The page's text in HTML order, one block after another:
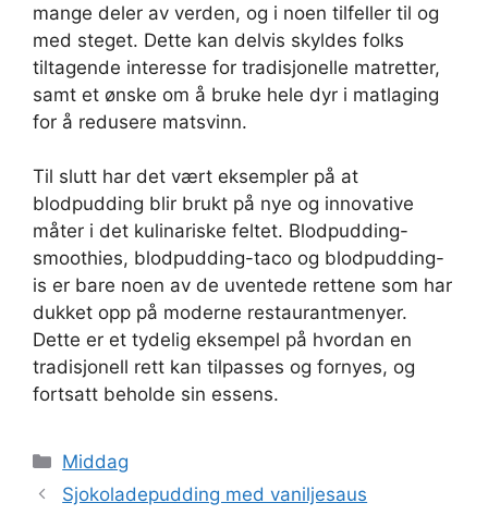
mange deler av verden, og i noen tilfeller til og
med steget. Dette kan delvis skyldes folks
tiltagende interesse for tradisjonelle matretter,
samt et ønske om å bruke hele dyr i matlaging
for å redusere matsvinn.
Til slutt har det vært eksempler på at
blodpudding blir brukt på nye og innovative
måter i det kulinariske feltet. Blodpudding-
smoothies, blodpudding-taco og blodpudding-
is er bare noen av de uventede rettene som har
dukket opp på moderne restaurantmenyer.
Dette er et tydelig eksempel på hvordan en
tradisjonell rett kan tilpasses og fornyes, og
fortsatt beholde sin essens.
Kategorier
Middag
Sjokoladepudding med vaniljesaus